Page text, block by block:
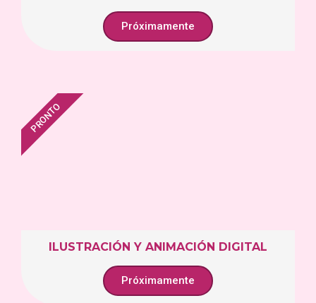
Próximamente
ILUSTRACIÓN Y ANIMACIÓN DIGITAL
Próximamente
PRONTO